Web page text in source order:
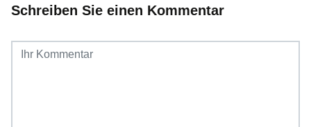
Schreiben Sie einen Kommentar